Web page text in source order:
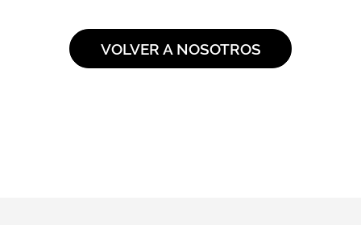
VOLVER A NOSOTROS